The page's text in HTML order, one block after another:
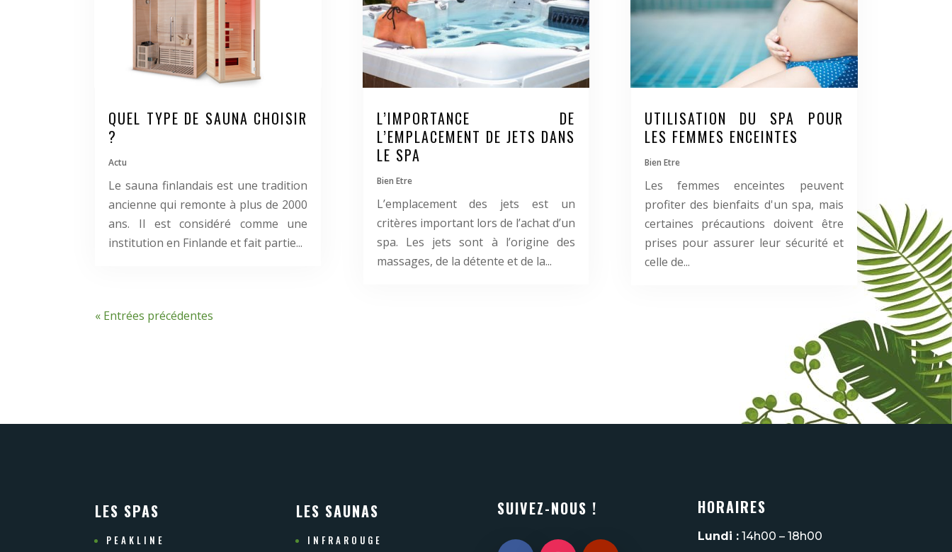
QUEL TYPE DE SAUNA CHOISIR
?
Actu
Le sauna finlandais est une tradition
ancienne qui remonte à plus de 2000
ans. Il est considéré comme une
institution en Finlande et fait partie...
L’IMPORTANCE DE
L’EMPLACEMENT DE JETS DANS
LE SPA
Bien Etre
L’emplacement des jets est un
critères important lors de l’achat d’un
spa. Les jets sont à l’origine des
massages, de la détente et de la...
UTILISATION DU SPA POUR
LES FEMMES ENCEINTES
Bien Etre
Les femmes enceintes peuvent
profiter des bienfaits d'un spa, mais
certaines précautions doivent être
prises pour assurer leur sécurité et
celle de...
« Entrées précédentes
LES SPAS
PEAKLINE
LES SAUNAS
INFRAROUGE
SUIVEZ-NOUS ! HORAIRES
Lundi : 14h00 – 18h00